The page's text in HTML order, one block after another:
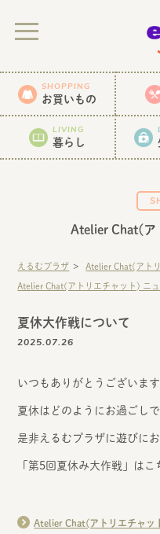
SHOPPING
お買いもの
LIVING
暮らし
Atelier Chat(ア
えるむプラザ Atelier Chat(アト
Atelier Chat(アトリエチャット) ニ
夏休大作戦について
2025.07.26
いつもありがとうございます
夏休はどのようにお過ごし
是非えるむプラザに遊びに
「第5回夏休み大作戦」はこ
Atelier Chat(アトリエチャッ